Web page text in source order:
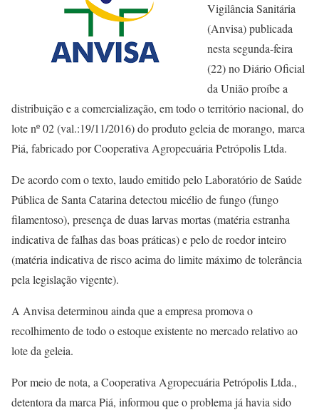
Vigilância Sanitária
(Anvisa) publicada
nesta segunda-feira
(22) no Diário Oficial
da União proíbe a
distribuição e a comercialização, em todo o território nacional, do
lote nº 02 (val.:19/11/2016) do produto geleia de morango, marca
Piá, fabricado por Cooperativa Agropecuária Petrópolis Ltda.
De acordo com o texto, laudo emitido pelo Laboratório de Saúde
Pública de Santa Catarina detectou micélio de fungo (fungo
filamentoso), presença de duas larvas mortas (matéria estranha
indicativa de falhas das boas práticas) e pelo de roedor inteiro
(matéria indicativa de risco acima do limite máximo de tolerância
pela legislação vigente).
A Anvisa determinou ainda que a empresa promova o
recolhimento de todo o estoque existente no mercado relativo ao
lote da geleia.
Por meio de nota, a Cooperativa Agropecuária Petrópolis Ltda.,
detentora da marca Piá, informou que o problema já havia sido